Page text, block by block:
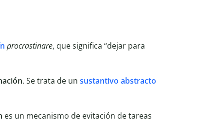
procrastinare, que significa “dejar para
. Se trata de un sustantivo abstracto
es un mecanismo de evitación de tareas